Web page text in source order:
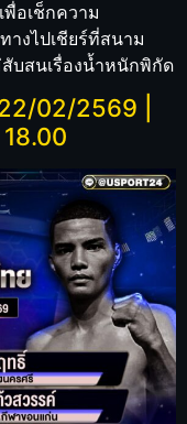
อเช็กความ
งไปเชียร์ที่สนาม
บสนเรื่องน้ำหนักพิกัด
02/2569 |